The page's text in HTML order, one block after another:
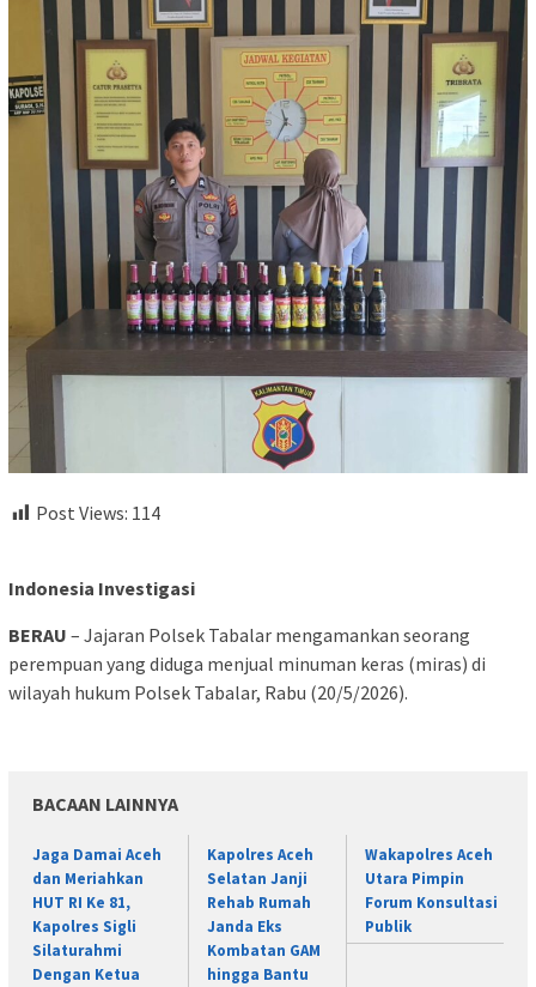
Post Views: 114
Indonesia Investigasi
BERAU – Jajaran Polsek Tabalar mengamankan seorang
perempuan yang diduga menjual minuman keras (miras) di
wilayah hukum Polsek Tabalar, Rabu (20/5/2026).
BACAAN LAINNYA
Jaga Damai Aceh
dan Meriahkan
HUT RI Ke 81,
Kapolres Sigli
Silaturahmi
Dengan Ketua
Kapolres Aceh
Selatan Janji
Rehab Rumah
Janda Eks
Kombatan GAM
hingga Bantu
Wakapolres Aceh
Utara Pimpin
Forum Konsultasi
Publik